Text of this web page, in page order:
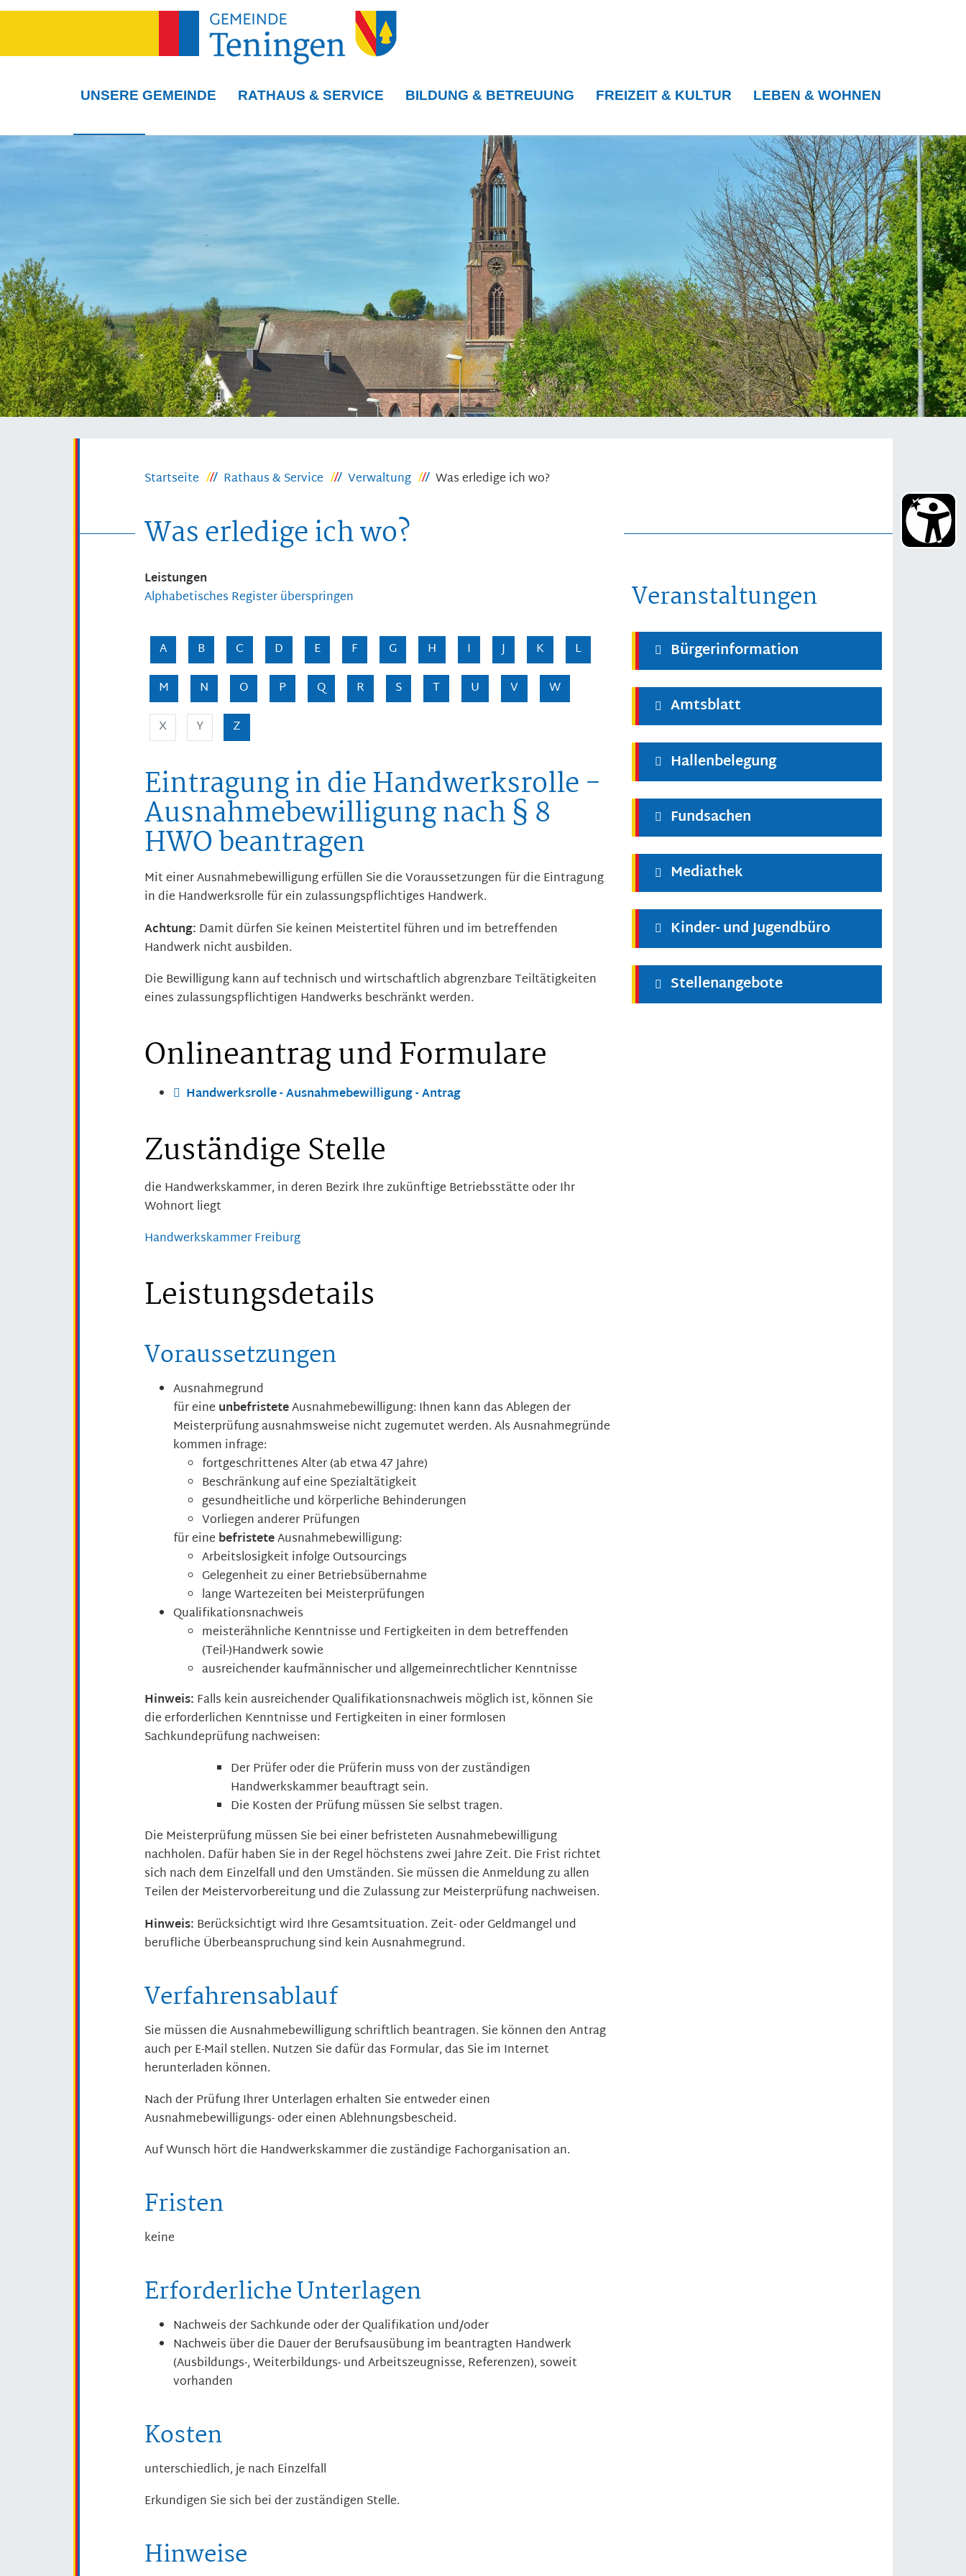
UNSERE GEMEINDE RATHAUS & SERVICE BILDUNG & BETREUUNG FREIZEIT & KULTUR LEBEN & WOHNEN
Startseite Rathaus & Service Verwaltung Was erledige ich wo?
Was erledige ich wo?
Leistungen
Alphabetisches Register überspringen
A B C D E F G H I J K
L
M
N O P Q R S T U V
W
X
Y Z
Eintragung in die Handwerksrolle -
Ausnahmebewilligung nach § 8
HWO beantragen
Mit einer Ausnahmebewilligung erfüllen Sie die Voraussetzungen für die Eintragung
in die Handwerksrolle für ein zulassungspflichtiges Handwerk.
Achtung: Damit dürfen Sie keinen Meistertitel führen und im betreffenden
Handwerk nicht ausbilden.
Die Bewilligung kann auf technisch und wirtschaftlich abgrenzbare Teiltätigkeiten
eines zulassungspflichtigen Handwerks beschränkt werden.
Onlineantrag und Formulare
Handwerksrolle - Ausnahmebewilligung - Antrag
Zuständige Stelle
die Handwerkskammer, in deren Bezirk Ihre zukünftige Betriebsstätte oder Ihr
Wohnort liegt
Handwerkskammer Freiburg
Leistungsdetails
Voraussetzungen
Ausnahmegrund
für eine unbefristeteAusnahmebewilligung: Ihnen kann das Ablegen der
Meisterprüfung ausnahmsweise nicht zugemutet werden.Als Ausnahmegründe
kommen infrage:
fortgeschrittenes Alter (ab etwa 47 Jahre)
Beschränkung auf eine Spezialtätigkeit
gesundheitliche und körperliche Behinderungen
Vorliegen anderer Prüfungen
für eine befristeteAusnahmebewilligung:
Arbeitslosigkeit infolge Outsourcings
Gelegenheit zu einer Betriebsübernahme
lange Wartezeiten bei Meisterprüfungen
Qualifikationsnachweis
meisterähnliche Kenntnisse und Fertigkeiten in dem betreffenden
(Teil-)Handwerk sowie
ausreichender kaufmännischer und allgemeinrechtlicher Kenntnisse
Hinweis: Falls kein ausreichender Qualifikationsnachweis möglich ist, können Sie
die erforderlichen Kenntnisse und Fertigkeiten in einer formlosen
Sachkundeprüfung nachweisen:
Der Prüfer oder die Prüferin muss von der zuständigen
Handwerkskammer beauftragt sein.
Die Kosten der Prüfung müssen Sie selbst tragen.
Die Meisterprüfung müssen Sie bei einer befristeten Ausnahmebewilligung
nachholen. Dafür haben Sie in der Regel höchstens zwei Jahre Zeit. Die Frist richtet
sich nach dem Einzelfall und den Umständen. Sie müssen die Anmeldung zu allen
Teilen der Meistervorbereitung und die Zulassung zur Meisterprüfung nachweisen.
Hinweis: Berücksichtigt wird Ihre Gesamtsituation. Zeit- oder Geldmangel und
berufliche Überbeanspruchung sind kein Ausnahmegrund.
Verfahrensablauf
Sie müssen die Ausnahmebewilligung schriftlich beantragen. Sie können den Antrag
auch per E-Mail stellen. Nutzen Sie dafür das Formular, das Sie im Internet
herunterladen können.
Nach der Prüfung Ihrer Unterlagen erhalten Sie entweder einen
Ausnahmebewilligungs- oder einen Ablehnungsbescheid.
Auf Wunsch hört die Handwerkskammer die zuständige Fachorganisation an.
Fristen
keine
Erforderliche Unterlagen
Nachweis der Sachkunde oder der Qualifikation und/oder
Nachweis über die Dauer der Berufsausübung im beantragten Handwerk
(Ausbildungs-, Weiterbildungs- und Arbeitszeugnisse, Referenzen), soweit
vorhanden
Kosten
unterschiedlich, je nach Einzelfall
Erkundigen Sie sich bei der zuständigen Stelle.
Hinweise
Veranstaltungen
Bürgerinformation
Amtsblatt
Hallenbelegung
Fundsachen
Mediathek
Kinder- und Jugendbüro
Stellenangebote